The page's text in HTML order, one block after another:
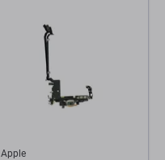
Apple